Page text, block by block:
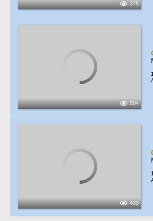
375
504
433